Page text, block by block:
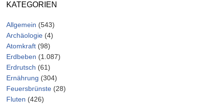
KATEGORIEN
Allgemein (543)
Archäologie (4)
Atomkraft (98)
Erdbeben (1.087)
Erdrutsch (61)
Ernährung (304)
Feuersbrünste (28)
Fluten (426)